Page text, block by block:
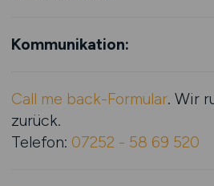
Kommunikation:
Call me back-Formular. Wir
zurück.
Telefon: 07252 - 58 69 520